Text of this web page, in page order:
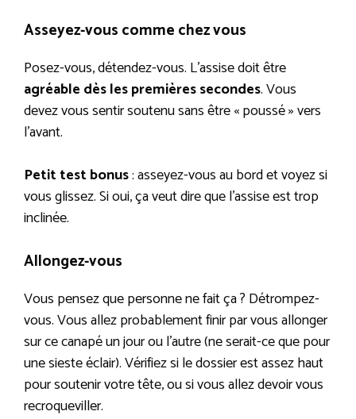
Asseyez-vous comme chez vous
Posez-vous, détendez-vous. L’assise doit être
agréable dès les premières secondes. Vous
devez vous sentir soutenu sans être « poussé » vers
l’avant.
Petit test bonus: asseyez-vous au bord et voyez si
vous glissez. Si oui, ça veut dire que l’assise est trop
inclinée.
Allongez-vous
Vous pensez que personne ne fait ça ? Détrompez-
vous. Vous allez probablement finir par vous allonger
sur ce canapé un jour ou l’autre (ne serait-ce que pour
une sieste éclair). Vérifiez si le dossier est assez haut
pour soutenir votre tête, ou si vous allez devoir vous
recroqueviller.